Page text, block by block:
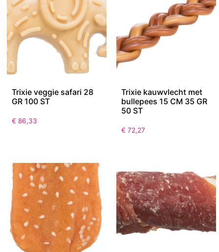
Trixie veggie safari 28
GR 100 ST
€ 86,33
Trixie kauwvlecht met
bullepees 15 CM 35 GR
50 ST
€ 72,27